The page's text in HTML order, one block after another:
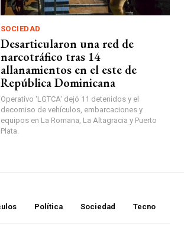
SOCIEDAD
Desarticularon una red de
narcotráfico tras 14
allanamientos en el este de
República Dominicana
Operativo 'LGTCA' dejó 11 detenidos y el
decomiso de vehículos, embarcaciones y
equipos en La Romana, La Altagracia y Puerto
Plata.
Política Sociedad Tecno